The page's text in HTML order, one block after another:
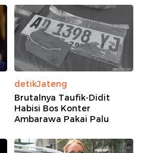
detikJateng
Brutalnya Taufik-Didit
Habisi Bos Konter
Ambarawa Pakai Palu